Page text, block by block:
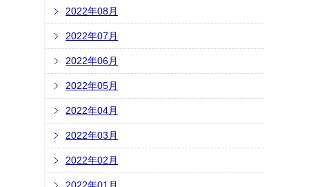
2022年08月
2022年07月
2022年06月
2022年05月
2022年04月
2022年03月
2022年02月